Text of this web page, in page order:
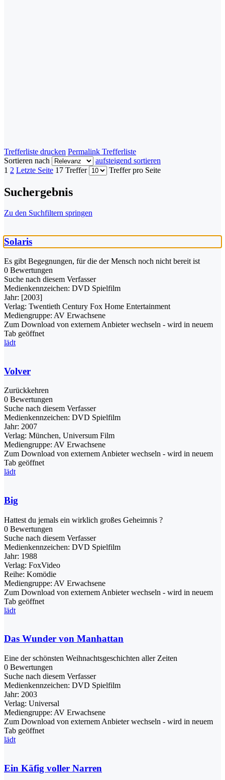
Trefferliste drucken Permalink Trefferliste
Sortieren nach
aufsteigend sortieren
1 2 Letzte Seite 17 Treffer Treffer pro Seite
Suchergebnis
Zu den Suchfiltern springen
Solaris
Es gibt Begegnungen, für die der Mensch noch nicht bereit ist
0 Bewertungen
Suche nach diesem Verfasser
Medienkennzeichen: DVD Spielfilm
Jahr: [2003]
Verlag: Twentieth Century Fox Home Entertainment
Mediengruppe: AV Erwachsene
Zum Download von externem Anbieter wechseln - wird in neuem
Tab geöffnet
lädt
Volver
Zurückkehren
0 Bewertungen
Suche nach diesem Verfasser
Medienkennzeichen: DVD Spielfilm
Jahr: 2007
Verlag: München, Universum Film
Mediengruppe: AV Erwachsene
Zum Download von externem Anbieter wechseln - wird in neuem
Tab geöffnet
lädt
Big
Hattest du jemals ein wirklich großes Geheimnis ?
0 Bewertungen
Suche nach diesem Verfasser
Medienkennzeichen: DVD Spielfilm
Jahr: 1988
Verlag: FoxVideo
Reihe: Komödie
Mediengruppe: AV Erwachsene
Zum Download von externem Anbieter wechseln - wird in neuem
Tab geöffnet
lädt
Das Wunder von Manhattan
Eine der schönsten Weihnachtsgeschichten aller Zeiten
0 Bewertungen
Suche nach diesem Verfasser
Medienkennzeichen: DVD Spielfilm
Jahr: 2003
Verlag: Universal
Mediengruppe: AV Erwachsene
Zum Download von externem Anbieter wechseln - wird in neuem
Tab geöffnet
lädt
Ein Käfig voller Narren